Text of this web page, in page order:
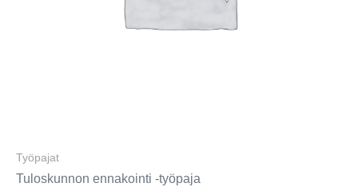
Työpajat
Tuloskunnon ennakointi -työpaja